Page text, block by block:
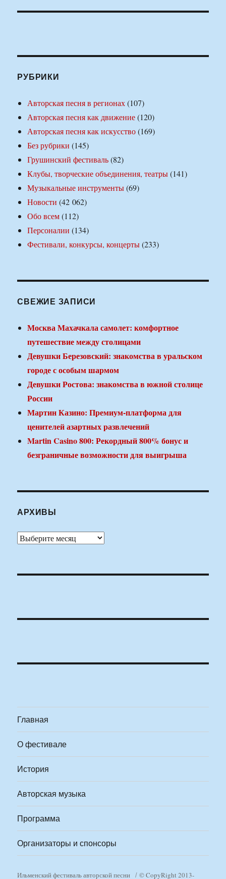
РУБРИКИ
Авторская песня в регионах(107)
Авторская песня как движение(120)
Авторская песня как искусство(169)
Без рубрики (145)
Грушинский фестиваль(82)
Клубы, творческие объединения, театры(141)
Музыкальные инструменты(69)
Новости (42 062)
Обо всем(112)
Персоналии (134)
Фестивали, конкурсы, концерты(233)
СВЕЖИЕ ЗАПИСИ
Москва Махачкала самолет: комфортное
путешествие между столицами
Девушки Березовский: знакомства в уральском
городе с особым шармом
Девушки Ростова: знакомства в южной столице
России
Мартин Казино: Премиум-платформа для
ценителей азартных развлечений
Martin Casino 800: Рекордный 800% бонус и
безграничные возможности для выигрыша
АРХИВЫ
Архивы
Главная
О фестивале
История
Авторская музыка
Программа
Организаторы и спонсоры
Ильменский фестиваль авторской песни © CopyRight 2013-